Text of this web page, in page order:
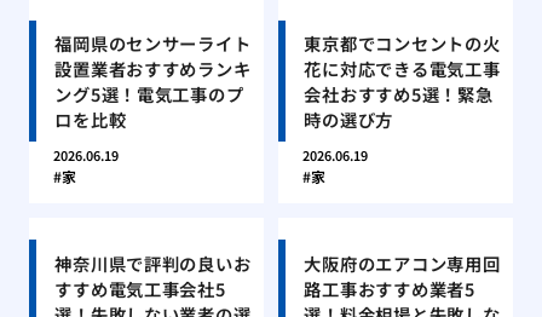
福岡県のセンサーライト
設置業者おすすめランキ
ング5選！電気工事のプ
ロを比較
2026.06.19
家
東京都でコンセントの火
花に対応できる電気工事
会社おすすめ5選！緊急
時の選び方
2026.06.19
家
神奈川県で評判の良いお
すすめ電気工事会社5
大阪府のエアコン専用回
路工事おすすめ業者5